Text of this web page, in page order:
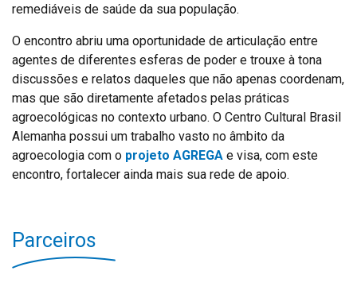
remediáveis de saúde da sua população.
O encontro abriu uma oportunidade de articulação entre
agentes de diferentes esferas de poder e trouxe à tona
discussões e relatos daqueles que não apenas coordenam,
mas que são diretamente afetados pelas práticas
agroecológicas no contexto urbano. O Centro Cultural Brasil
Alemanha possui um trabalho vasto no âmbito da
agroecologia com o projeto AGREGA e visa, com este
encontro, fortalecer ainda mais sua rede de apoio.
Parceiros